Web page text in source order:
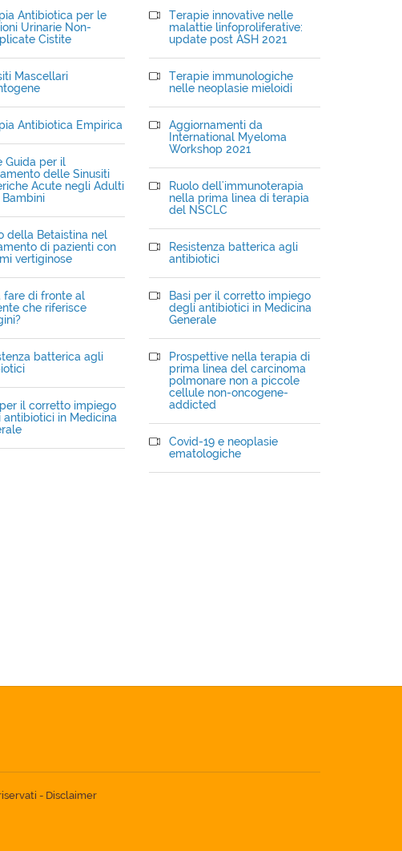
Antibiotica per le
Urinarie Non-
Cistite
Mascellari
Antibiotica Empirica
Guida per il
delle Sinusiti
Acute negli Adulti
Bambini
della Betaistina nel
di pazienti con
vertiginose
fare di fronte al
che riferisce
batterica agli
il corretto impiego
antibiotici in Medicina
Terapie innovative nelle
malattie linfoproliferative:
update post ASH 2021
Terapie immunologiche
nelle neoplasie mieloidi
Aggiornamenti da
International Myeloma
Workshop 2021
Ruolo dell'immunoterapia
nella prima linea di terapia
del NSCLC
Resistenza batterica agli
antibiotici
Basi per il corretto impiego
degli antibiotici in Medicina
Generale
Prospettive nella terapia di
prima linea del carcinoma
polmonare non a piccole
cellule non-oncogene-
addicted
Covid-19 e neoplasie
ematologiche
- Disclaimer